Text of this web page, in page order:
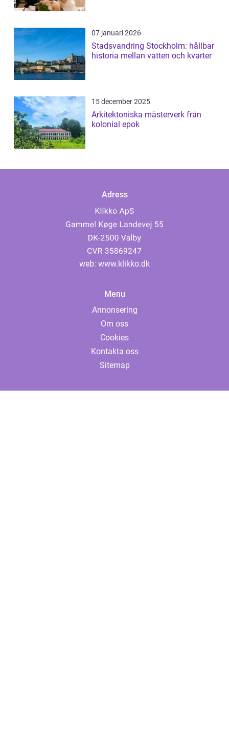
07 januari 2026
Stadsvandring Stockholm: hållbar
historia mellan vatten och kvarter
15 december 2025
Arkitektoniska mästerverk från
kolonial epok
Adress
web: www.klikko.dk
Menu
Annonsering
Om oss
Cookies
Kontakta oss
Sitemap